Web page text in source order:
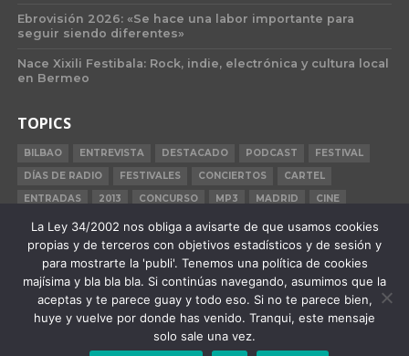
Ebrovisión 2026: «Se hace una labor importante para
seguir siendo diferentes»
Nace Xixili Festibala: Rock, indie, electrónica y cultura local
en Bermeo
TOPICS
BILBAO ENTREVISTA DESTACADO PODCAST
FESTIVAL
DÍAS DE RADIO
FESTIVALES CONCIERTOS
CARTEL
ENTRADAS
2013 CONCURSO MP3 MADRID
CINE
BILBAO BBK LIVE
BARCELONA CARNE CRUDA
CRÓNICA
2015
QUIÉNES SOMOS F.A.Q.
CONTACTO
La Ley 34/2002 nos obliga a avisarte de que usamos cookies
propias y de terceros con objetivos estadísticos y de sesión y
para mostrarte la 'publi'. Tenemos una política de cookies
majísima y bla bla bla. Si continúas navegando, asumimos que la
aceptas y te parece guay y todo eso. Si no te parece bien,
huye y vuelve por donde has venido. Tranqui, este mensaje
solo sale una vez.